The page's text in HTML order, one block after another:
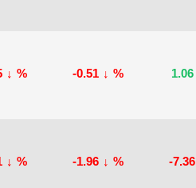
↓ % -0.51 ↓ % 1.06
↓ % -1.96 ↓ % -7.36